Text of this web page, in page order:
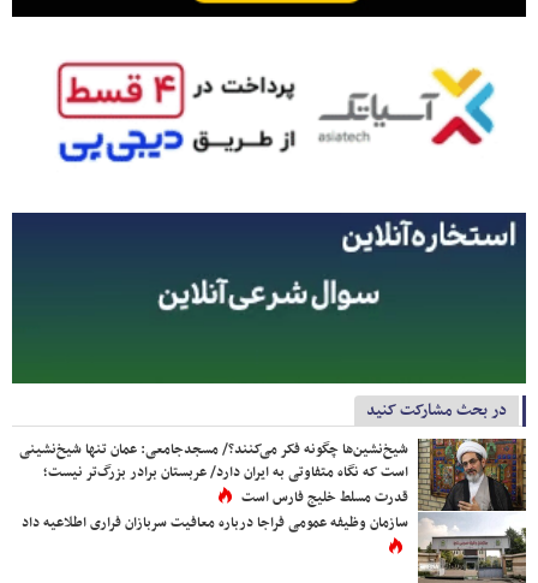
در بحث مشارکت کنید
شیخ‌نشین‌ها چگونه فکر می‌کنند؟/ مسجدجامعی: عمان تنها شیخ‌نشینی
است که نگاه متفاوتی به ایران دارد/ عربستان برادر بزرگ‌تر نیست؛
قدرت مسلط خلیج فارس است
سازمان وظیفه عمومی فراجا درباره معافیت سربازان فراری اطلاعیه داد